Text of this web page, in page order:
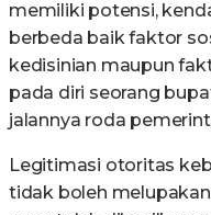
memiliki potensi,
berbeda baik faktor
kedisinian maupun
pada diri seorang
jalannya roda
Legitimasi otoritas
tidak boleh